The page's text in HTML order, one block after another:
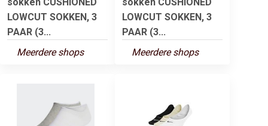
LOWCUT SOKKEN, 3
PAAR (3...
Meerdere shops
LOWCUT SOKKEN, 3
PAAR (3...
Meerdere shops